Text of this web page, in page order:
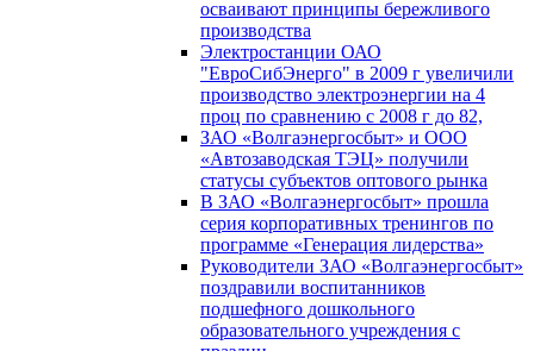
осваивают принципы бережливого
производства
Электростанции ОАО
"ЕвроСибЭнерго" в 2009 г увеличили
производство электроэнергии на 4
проц по сравнению с 2008 г до 82,
ЗАО «Волгаэнергосбыт» и ООО
«Автозаводская ТЭЦ» получили
статусы субъектов оптового рынка
В ЗАО «Волгаэнергосбыт» прошла
серия корпоративных тренингов по
программе «Генерация лидерства»
Руководители ЗАО «Волгаэнергосбыт»
поздравили воспитанников
подшефного дошкольного
образовательного учреждения с